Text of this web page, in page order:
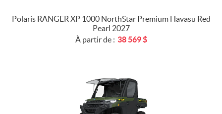
Polaris RANGER XP 1000 NorthStar Premium Havasu Red
Pearl 2027
À partir de : 38 569$